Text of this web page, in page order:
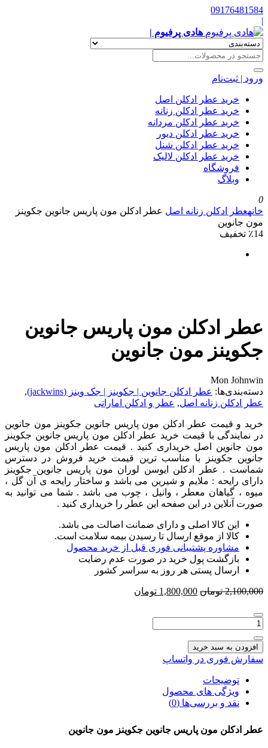
09176481584
|
هادی پرفیوم |
ورود | ثبت‌نام
خرید عطر ادکلن اصل
خرید عطر ادکلن زنانه
خرید عطر ادکلن مردانه
خرید عطر ادکلن دیور
خرید عطر ادکلن شنل
خرید عطر ادکلن لالیک
فروشگاه
وبلاگ
0
خانهعطر ادکلن زنانه اصل عطر ادکلن مون پاریس جانوین جکوینز
مون جانوین
٪14 تخفیف
عطر ادکلن مون پاریس جانوین
جکوینز مون جانوین
Mon Johnwin
دسته‌بندی‌ها: عطر ادکلن جانوین | جکوینز | جک وینز (jackwins)
,
عطر ادکلن زنانه اصل, عطر و ادکلن اماراتی
خرید و قیمت عطر ادکلن مون پاریس جانوین جکوینز مون جانوین
در نمایندگی با قیمت خرید عطر ادکلن مون پاریس جانوین جکوینز
مون جانوین اصل خریداری کنید . قیمت عطر ادکلن مون پاریس
جانوین جکوینز با مناسب ترین قیمت خرید فروش در دسترس
شماست . عطر ادکلن ایوسن لوران مون پاریس جانوین جکوینز
دارای رایحه : ملایم و شیرین می باشد و ساختار رایحه ی آن گل ،
میوه ، گیاهان معطر ، وانیل ، چوب می باشد . شما می توانید به
صورت آنلاین در این صفحه این عطر را خریداری کنید .
این کالا اصلی و دارای ضمانت اصالت می باشد.
کالا از موقع ارسال تا رسیدن بیمه سلامت است.
مشاوره پشتیبانی فوری قبل از خرید محصول
بازگشت پول خرید در صورت عدم رضایت
ارسال پستی هر روز به سراسر کشور
2,100,000 تومان قیمت
1,800,000 تومان
تعداد:
ادکلن
مون
پاریس
جانوین
جکوینز
مون
افزودن به سبد خرید
سفارش فوری در واتساپ
توضیحات
ویژگی های محصول
نقد و بررسی‌ها (0)
عطر ادکلن مون پاریس جانوین جکوینز مون جانوین